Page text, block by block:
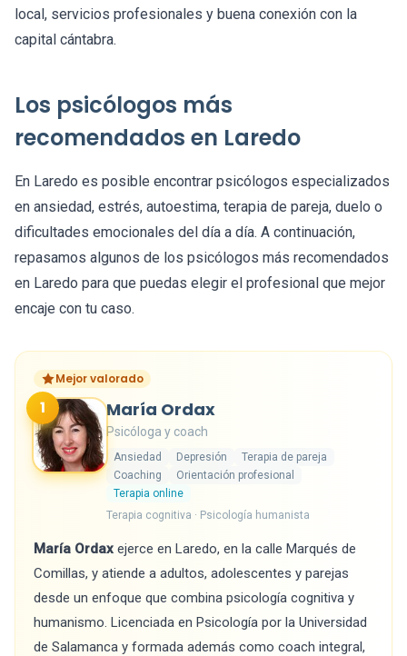
local, servicios profesionales y buena conexión con la
capital cántabra.
Los psicólogos más
recomendados en Laredo
En Laredo es posible encontrar psicólogos especializados
en ansiedad, estrés, autoestima, terapia de pareja, duelo o
dificultades emocionales del día a día. A continuación,
repasamos algunos de los psicólogos más recomendados
en Laredo para que puedas elegir el profesional que mejor
encaje con tu caso.
Mejor valorado
1 María Ordax
Psicóloga y coach
Ansiedad Depresión
Terapia de pareja
Coaching
Orientación profesional
Terapia online
Terapia cognitiva · Psicología humanista
María Ordax ejerce en Laredo, en la calle Marqués de
Comillas, y atiende a adultos, adolescentes y parejas
desde un enfoque que combina psicología cognitiva y
humanismo. Licenciada en Psicología por la Universidad
de Salamanca y formada además como coach integral,